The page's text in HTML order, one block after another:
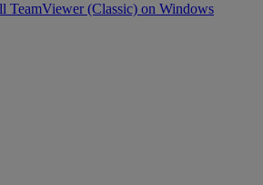
TeamViewer (Classic) on Windows